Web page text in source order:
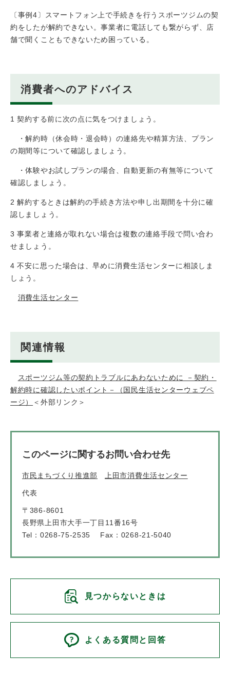
〔事例4〕スマートフォン上で手続きを行うスポーツジムの契
約をしたが解約できない。事業者に電話しても繋がらず、店
舗で聞くこともできないため困っている。
消費者へのアドバイス
1 契約する前に次の点に気をつけましょう。
・解約時（休会時・退会時）の連絡先や精算方法、プラン
の期間等について確認しましょう。
・体験やお試しプランの場合、自動更新の有無等について
確認しましょう。
2 解約するときは解約の手続き方法や申し出期間を十分に確
認しましょう。
3 事業者と連絡が取れない場合は複数の連絡手段で問い合わ
せましょう。
4 不安に思った場合は、早めに消費生活センターに相談しま
しょう。
消費生活センター
関連情報
スポーツジム等の契約トラブルにあわないために －契約・
解約時に確認したいポイント－（国民生活センターウェブペ
ージ）
＜外部リンク＞
このページに関するお問い合わせ先
市民まちづくり推進部 上田市消費生活センター
代表
〒386-8601
長野県上田市大手一丁目11番16号
Tel：0268-75-2535
Fax：0268-21-5040
見つからないときは
よくある質問と回答